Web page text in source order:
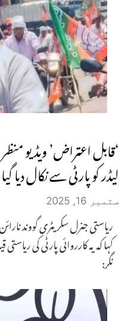
‘قابل اعتراض’ ویڈیو
لیڈر کو پارٹی سے نکال دیا
ستمبر 16, 2025
ریاستی جنرل سکریٹری گووند
کہا کہ یہ کارروائی پارٹی کی
نگر: